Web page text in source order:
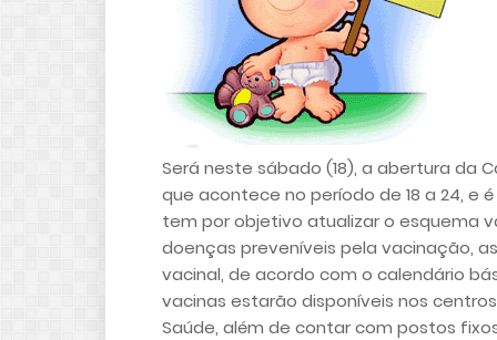
Será neste sábado (18), a abertura da
que acontece no período de 18 a 24, e
tem por objetivo atualizar o esquema
doenças preveníveis pela vacinação,
vacinal, de acordo com o calendário
vacinas estarão disponíveis nos
Saúde, além de contar com postos